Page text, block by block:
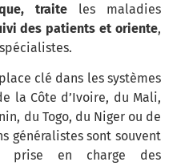
traite les maladies
des patients et oriente,
clé dans les systèmes
la Côte d’Ivoire, du Mali,
du Togo, du Niger ou de
généralistes sont souvent
prise en charge des